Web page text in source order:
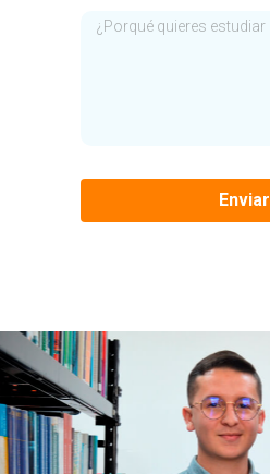
Enviar